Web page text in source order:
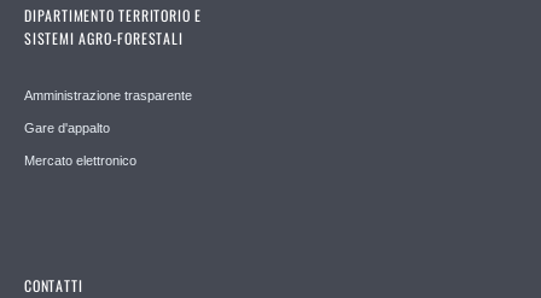
DIPARTIMENTO TERRITORIO E
SISTEMI AGRO-FORESTALI
Amministrazione trasparente
Gare d'appalto
Mercato elettronico
CONTATTI